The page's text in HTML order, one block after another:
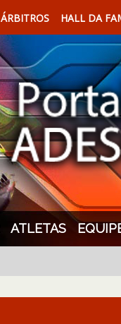
ÁRBITROS HALL DA
ATLETAS